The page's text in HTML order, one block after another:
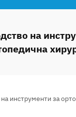
на
инструменти за